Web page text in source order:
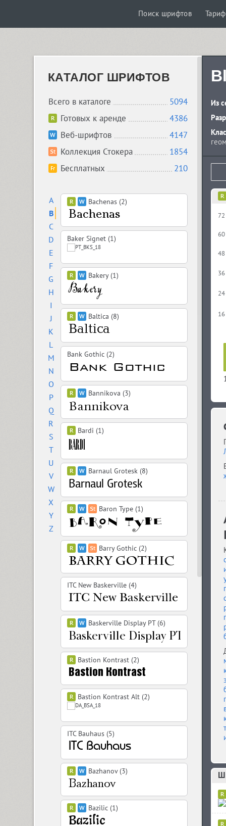
Поиск шрифтов
КАТАЛОГ ШРИФТОВ
Всего в каталоге
5094
Готовых к аренде
4386
Веб-шрифтов
4147
Коллекция Стокера
1854
Бесплатных
210
A
B
C
D
E
F
G
H
I
J
K
L
M
N
O
P
Q
R
S
T
U
V
W
X
Y
Z
Bachenas (2)
Baker Signet (1)
Bakery (1)
Baltica (8)
Bank Gothic (2)
Bannikova (3)
Bardi (1)
Barnaul Grotesk (8)
Baron Type (1)
Barry Gothic (2)
ITC New Baskerville (4)
Baskerville Display PT (6)
Bastion Kontrast (2)
Bastion Kontrast Alt (2)
ITC Bauhaus (5)
Bazhanov (3)
Bazilic (1)
Из